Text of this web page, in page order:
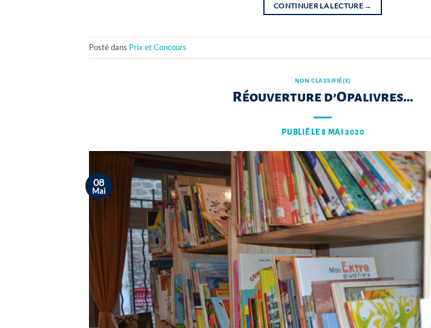
CONTINUER LA LECTURE →
Posté dans Prix et Concours
NON CLASSIFIÉ(E)
Réouverture d’Opalivres…
PUBLIÉ LE8 MAI 2020
08
Mai